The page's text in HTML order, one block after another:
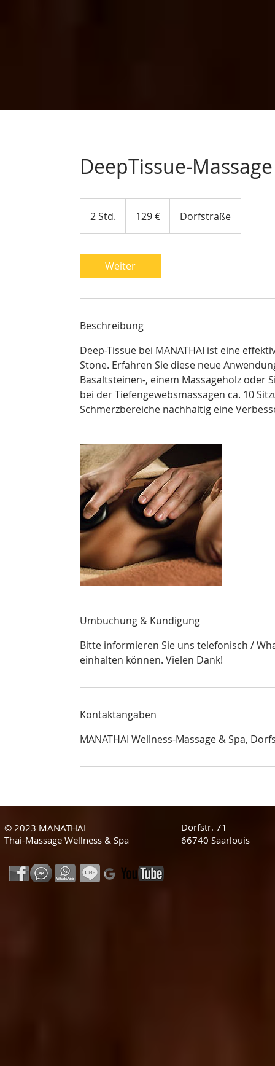
DeepTissue-
2 Std.
S
d
.
129 € Dorfstraße
Weiter
Beschreibung
Deep-Tissue bei MANATHAI ist eine
Stone. Erfahren Sie diese neue
Basaltsteinen-, einem Massageholz oder
bei der Tiefengewebsmassagen ca. 10
Schmerzbereiche nachhaltig eine
Umbuchung & Kündigung
Bitte informieren Sie uns telefonisch /
einhalten können. Vielen Dank!
Kontaktangaben
MANATHAI Wellness-Massage & Spa,
Dorfstr. 71
66740 Saarlouis
© 2023 MANATHAI
Thai-Massage Wellness & Spa